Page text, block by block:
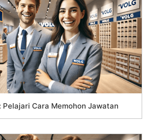
Pelajari Cara Memohon Jawatan